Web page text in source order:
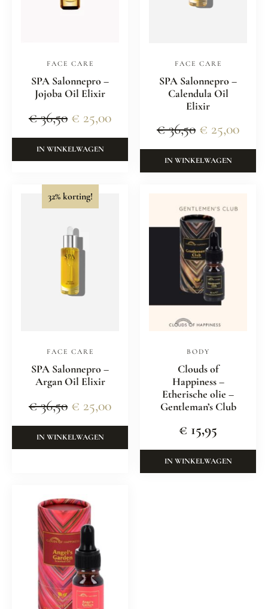
FACE CARE
SPA Salonnepro –
Jojoba Oil Elixir
€36,50 € 25,00
IN WINKELWAGEN
FACE CARE
SPA Salonnepro –
Calendula Oil
Elixir
€36,50 € 25,00
IN WINKELWAGEN
32% korting!
FACE CARE
SPA Salonnepro –
Argan Oil Elixir
€36,50 € 25,00
IN WINKELWAGEN
BODY
Clouds of
Happiness –
Etherische olie –
Gentleman’s Club
€ 15,95
IN WINKELWAGEN